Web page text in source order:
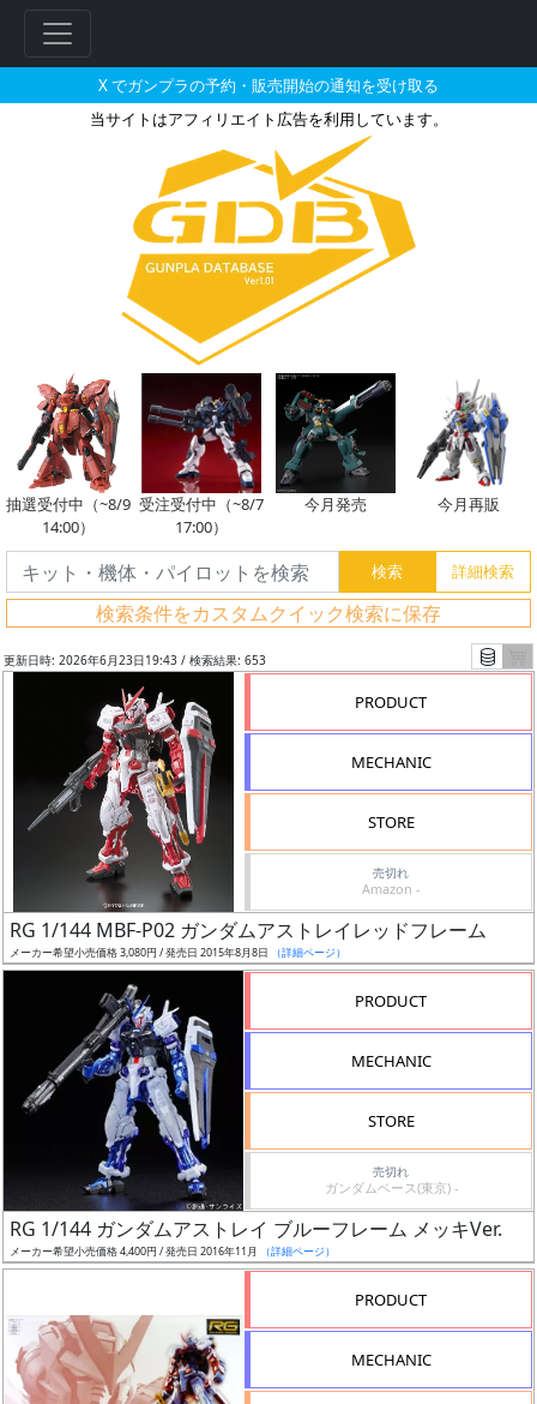
X でガンプラの予約・販売開始の通知を受け取る
当サイトはアフィリエイト広告を利用しています。
RG 1/144 MBF-P02 ガンダムア
抽選受付中（~8/9
14:00）
受注受付中（~8/7
17:00）
今月発売 今月再販
検索条件をカスタムクイック検索に保存
フ
リ
グ
レ
ド
更新日時: 2026年6月23日19:43 / 検索結果: 653
PRODUCT
MECHANIC
STORE
売切れ
Amazon -
RG 1/144 MBF-P02 ガンダムアストレイレッドフレーム
メーカー希望小売価格 3,080円 / 発売日 2015年8月8日 （詳細ページ）
PRODUCT
MECHANIC
STORE
売切れ
ガンダムベース(東京) -
RG 1/144 ガンダムアストレイ ブルーフレーム メッキVer.
メーカー希望小売価格 4,400円 / 発売日 2016年11月 （詳細ページ）
PRODUCT
MECHANIC